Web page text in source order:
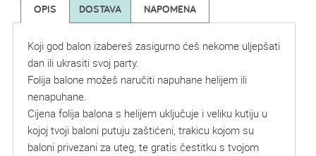
OPIS DOSTAVA NAPOMENA
Koji god balon izabereš zasigurno ćeš nekome uljepšati
dan ili ukrasiti svoj party.
Folija balone možeš naručiti napuhane helijem ili
nenapuhane.
Cijena folija balona s helijem uključuje i veliku kutiju u
kojoj tvoji baloni putuju zaštićeni, trakicu kojom su
baloni privezani za uteg, te gratis čestitku s tvojom